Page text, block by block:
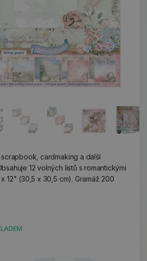
cardmaking a další
12 volných listů s romantickými
12" (30,5 x 30,5 cm). Gramáž 200